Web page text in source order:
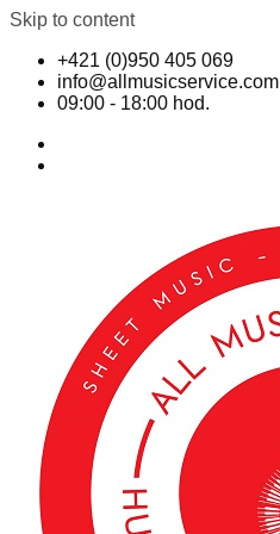
Skip to content
+421 (0)950 405 069
info@allmusicservice.com
09:00 - 18:00 hod.